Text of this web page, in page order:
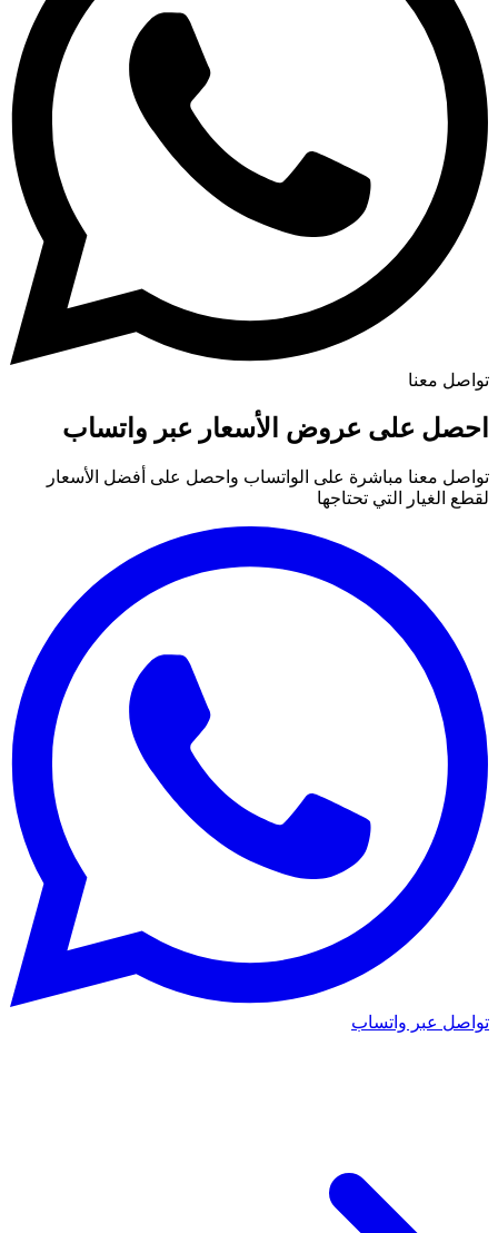
تواصل معنا
احصل على عروض الأسعار عبر واتساب
تواصل معنا مباشرة على الواتساب واحصل على أفضل الأسعار
لقطع الغيار التي تحتاجها
تواصل عبر واتساب